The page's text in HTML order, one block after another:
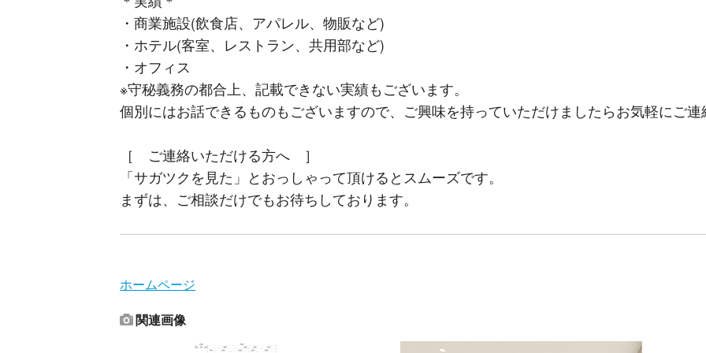
・商業施設(飲食店、アパレル、物販など)
・ホテル(客室、レストラン、共用部など)
・オフィス
※守秘義務の都合上、記載できない実績もございます。
個別にはお話できるものもございますので、ご興味を持っていただけましたらお気軽にご連
［ ご連絡いただける方へ ］
「サガツクを見た」とおっしゃって頂けるとスムーズです。
まずは、ご相談だけでもお待ちしております。
ホームページ
関連画像